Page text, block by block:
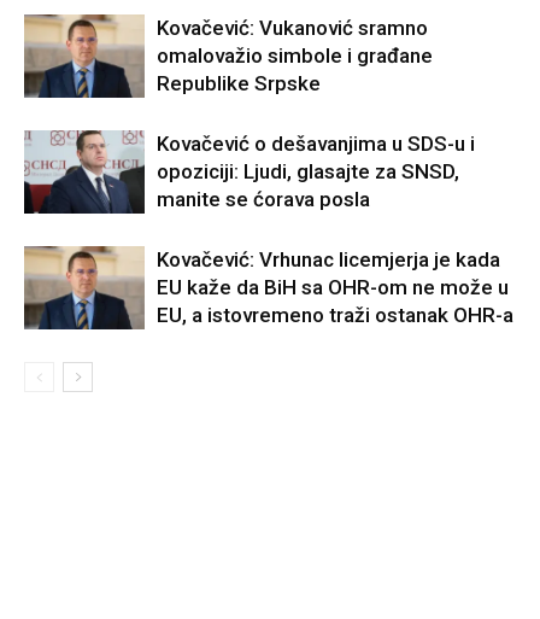
Kovačević: Vukanović sramno
omalovažio simbole i građane
Republike Srpske
Kovačević o dešavanjima u SDS-u i
opoziciji: Ljudi, glasajte za SNSD,
manite se ćorava posla
Kovačević: Vrhunac licemjerja je kada
EU kaže da BiH sa OHR-om ne može u
EU, a istovremeno traži ostanak OHR-a